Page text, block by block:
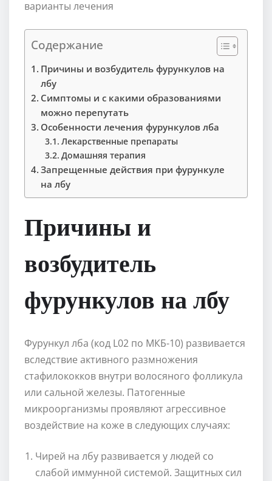
Содержание
Причины и возбудитель фурункулов на
лбу
Симптомы и с какими образованиями
можно перепутать
Особенности лечения фурункулов лба
Лекарственные препараты
Домашняя терапия
Запрещенные действия при фурункуле
на лбу
Причины и
возбудитель
фурункулов на лбу
Фурункул лба (код L02 по МКБ-10) развивается
вследствие активного размножения
стафилококков внутри волосяного фолликула
или сальной железы. Патогенные
микроорганизмы проявляют агрессивное
воздействие на коже в следующих случаях:
Чирей на лбу развивается у людей со
слабой иммунной системой. Защитных сил